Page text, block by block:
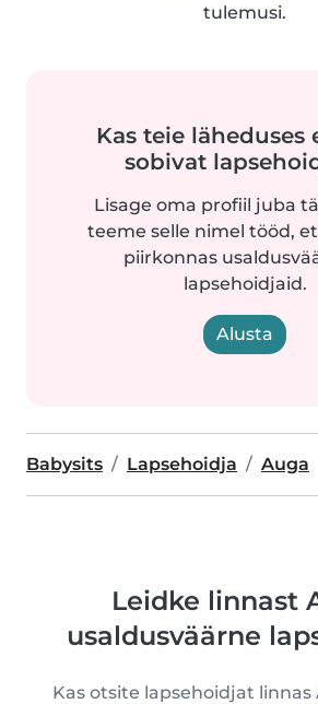
tulemusi.
Kas teie läheduses
sobivat
Lisage oma profiil juba
teeme selle nimel tööd,
piirkonnas
lapsehoidjaid.
Alusta
Babysits Lapsehoidja Auga
Leidke linnast
usaldusväärne
Kas otsite lapsehoidjat linnas